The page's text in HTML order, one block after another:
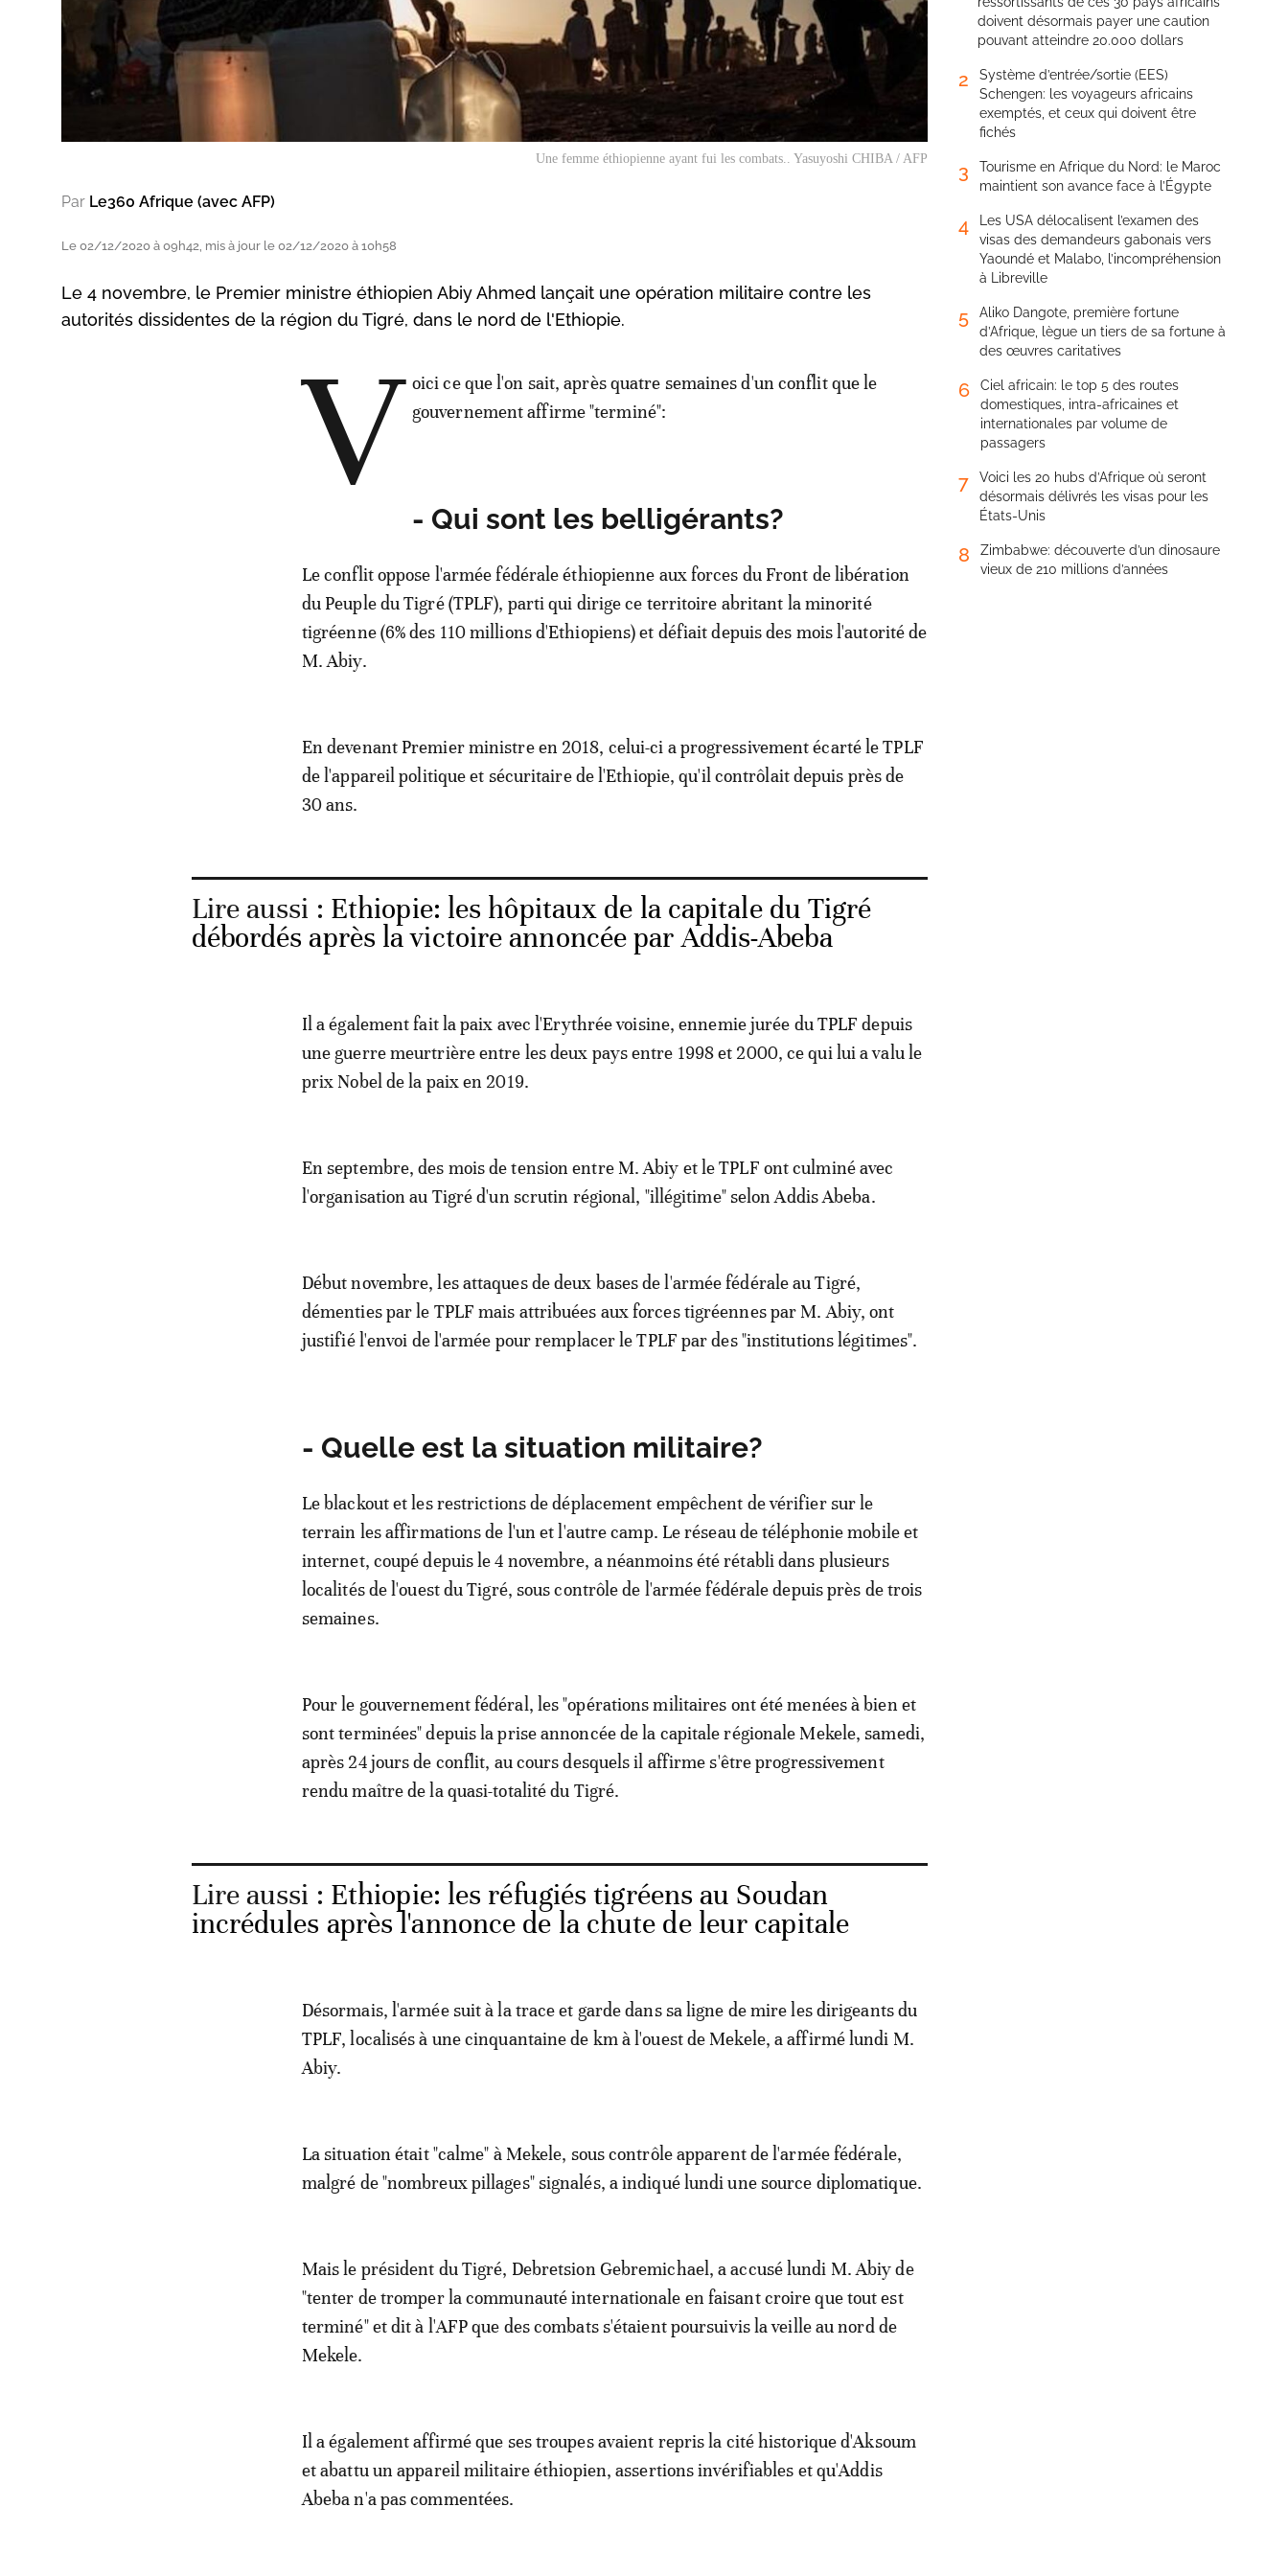
Une femme éthiopienne ayant fui les combats.. Yasuyoshi CHIBA / AFP
Par Le360 Afrique (avec AFP)
Le 02/12/2020 à 09h42, mis à jour le 02/12/2020 à 10h58
Le 4 novembre, le Premier ministre éthiopien Abiy Ahmed lançait une opération militaire contre les
autorités dissidentes de la région du Tigré, dans le nord de l'Ethiopie.
V oici ce que l'on sait, après quatre semaines d'un conflit que le
gouvernement affirme "terminé":
- Qui sont les belligérants?
Le conflit oppose l'armée fédérale éthiopienne aux forces du Front de libération
du Peuple du Tigré (TPLF), parti qui dirige ce territoire abritant la minorité
tigréenne (6% des 110 millions d'Ethiopiens) et défiait depuis des mois l'autorité de
M. Abiy.
En devenant Premier ministre en 2018, celui-ci a progressivement écarté le TPLF
de l'appareil politique et sécuritaire de l'Ethiopie, qu'il contrôlait depuis près de
30 ans.
Lire aussi : Ethiopie: les hôpitaux de la capitale du Tigré
débordés après la victoire annoncée par Addis-Abeba
Il a également fait la paix avec l'Erythrée voisine, ennemie jurée du TPLF depuis
une guerre meurtrière entre les deux pays entre 1998 et 2000, ce qui lui a valu le
prix Nobel de la paix en 2019.
En septembre, des mois de tension entre M. Abiy et le TPLF ont culminé avec
l'organisation au Tigré d'un scrutin régional, "illégitime" selon Addis Abeba.
Début novembre, les attaques de deux bases de l'armée fédérale au Tigré,
démenties par le TPLF mais attribuées aux forces tigréennes par M. Abiy, ont
justifié l'envoi de l'armée pour remplacer le TPLF par des "institutions légitimes".
- Quelle est la situation militaire?
Le blackout et les restrictions de déplacement empêchent de vérifier sur le
terrain les affirmations de l'un et l'autre camp. Le réseau de téléphonie mobile et
internet, coupé depuis le 4 novembre, a néanmoins été rétabli dans plusieurs
localités de l'ouest du Tigré, sous contrôle de l'armée fédérale depuis près de trois
semaines.
Pour le gouvernement fédéral, les "opérations militaires ont été menées à bien et
sont terminées" depuis la prise annoncée de la capitale régionale Mekele, samedi,
après 24 jours de conflit, au cours desquels il affirme s'être progressivement
rendu maître de la quasi-totalité du Tigré.
Lire aussi : Ethiopie: les réfugiés tigréens au Soudan
incrédules après l'annonce de la chute de leur capitale
Désormais, l'armée suit à la trace et garde dans sa ligne de mire les dirigeants du
TPLF, localisés à une cinquantaine de km à l'ouest de Mekele, a affirmé lundi M.
Abiy.
La situation était "calme" à Mekele, sous contrôle apparent de l'armée fédérale,
malgré de "nombreux pillages" signalés, a indiqué lundi une source diplomatique.
Mais le président du Tigré, Debretsion Gebremichael, a accusé lundi M. Abiy de
"tenter de tromper la communauté internationale en faisant croire que tout est
terminé" et dit à l'AFP que des combats s'étaient poursuivis la veille au nord de
Mekele.
Il a également affirmé que ses troupes avaient repris la cité historique d'Aksoum
et abattu un appareil militaire éthiopien, assertions invérifiables et qu'Addis
Abeba n'a pas commentées.
doivent désormais payer une caution
pouvant atteindre 20.000 dollars
2
Système d’entrée/sortie (EES)
Schengen: les voyageurs africains
exemptés, et ceux qui doivent être
fichés
3
Tourisme en Afrique du Nord: le Maroc
maintient son avance face à l’Égypte
4
Les USA délocalisent l’examen des
visas des demandeurs gabonais vers
Yaoundé et Malabo, l’incompréhension
à Libreville
5
Aliko Dangote, première fortune
d’Afrique, lègue un tiers de sa fortune à
des œuvres caritatives
6
Ciel africain: le top 5 des routes
domestiques, intra-africaines et
internationales par volume de
passagers
7
Voici les 20 hubs d’Afrique où seront
désormais délivrés les visas pour les
États-Unis
8
Zimbabwe: découverte d’un dinosaure
vieux de 210 millions d’années